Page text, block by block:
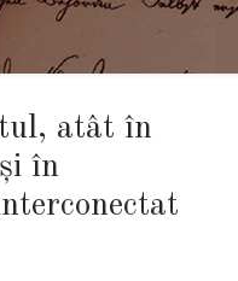
atât în
în